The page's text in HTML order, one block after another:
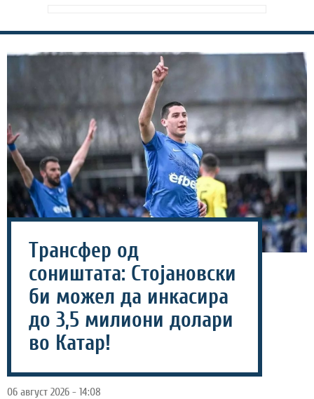
Трансфер од
соништата: Стојановски
би можел да инкасира
до 3,5 милиони долари
во Катар!
06 август 2026 - 14:08